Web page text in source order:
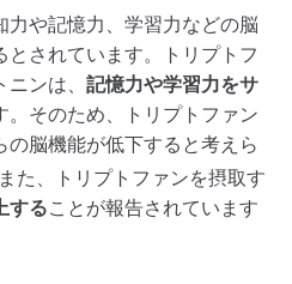
力や記憶力、学習力などの脳
されています。トリプトフ
ンは、 記憶力や学習力をサ
。そのため、トリプトファン
脳機能が低下すると考えら
た、トリプトファンを摂取す
することが報告されています